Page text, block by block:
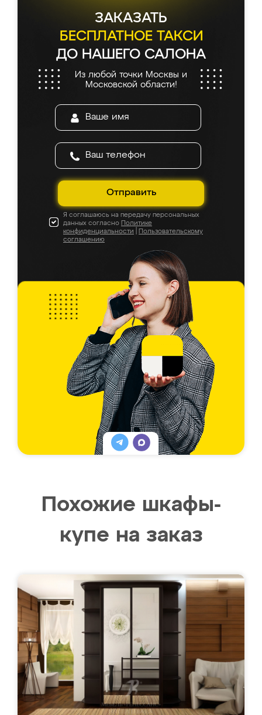
ЗАКАЗАТЬ
БЕСПЛАТНОЕ ТАКСИ
ДО НАШЕГО САЛОНА
Из любой точки Москвы и
Московской области!
Отправить
Я соглашаюсь на передачу персональных
данных согласно Политике
конфиденциальности
Пользовательскому
соглашению
Похожие шкафы-
купе на заказ